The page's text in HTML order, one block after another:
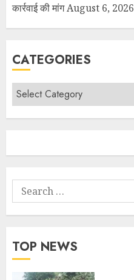
कार्रवाई की मांगAugust 6, 2026
CATEGORIES
TOP NEWS